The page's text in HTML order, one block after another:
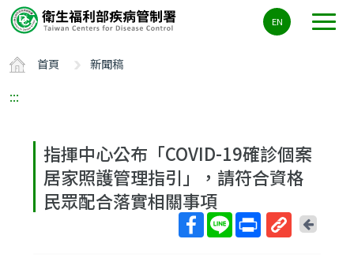
要
容
ALT+C
EN
首頁 新聞稿
:::
指揮中心公布「COVID-19確診個案
居家照護管理指引」，請符合資格
民眾配合落實相關事項
回